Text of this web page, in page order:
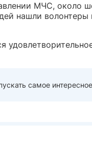
МЧС, около
нашли волонтеры
самое интересное